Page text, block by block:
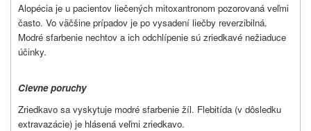
Alopécia je u pacientov liečených mitoxantronom pozorovaná veľmi
často. Vo väčšine prípadov je po vysadení liečby reverzibilná.
Modré sfarbenie nechtov a ich odchlípenie sú zriedkavé nežiaduce
účinky.
Cievne poruchy
Zriedkavo sa vyskytuje modré sfarbenie žíl. Flebitída (v dôsledku
extravazácie) je hlásená veľmi zriedkavo.